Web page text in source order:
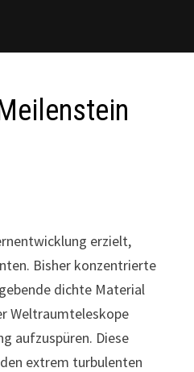
erzielt,
Bisher konzentrierte
dichte Material
Weltraumteleskope
aufzuspüren. Diese
extrem turbulenten